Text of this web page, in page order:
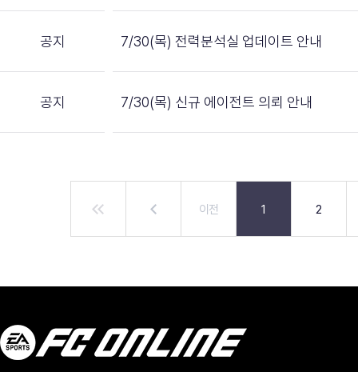
공지 7/30(목) 전력분석실 업데이트 안내
공지 7/30(목) 신규 에이전트 의뢰 안내
이전 1 2